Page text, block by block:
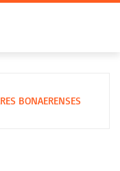
BONAERENSES